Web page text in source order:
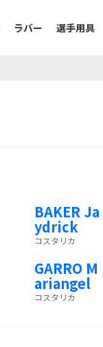
ラバー 選手用具
BAKER Ja
ydrick
コスタリカ
GARRO M
ariangel
コスタリカ